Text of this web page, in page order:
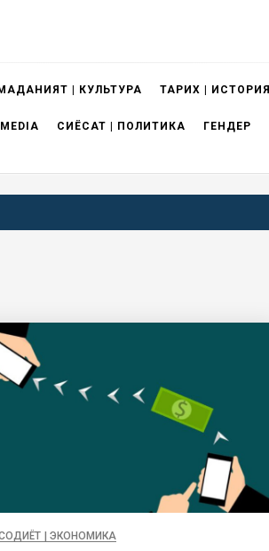
| КУЛЬТУРА ТАРИХ | ИСТОРИЯ
СИЁСАТ | ПОЛИТИКА ГЕНДЕР
| ЭКОНОМИКА